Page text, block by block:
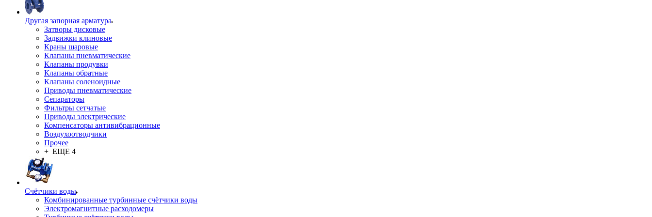
Другая запорная арматура
Затворы дисковые
Задвижки клиновые
Краны шаровые
Клапаны пневматические
Клапаны продувки
Клапаны обратные
Клапаны соленоидные
Приводы пневматические
Сепараторы
Фильтры сетчатые
Приводы электрические
Компенсаторы антивибрационные
Воздухоотводчики
Прочее
+ ЕЩЕ 4
Счётчики воды
Комбинированные турбинные счётчики воды
Электромагнитные расходомеры